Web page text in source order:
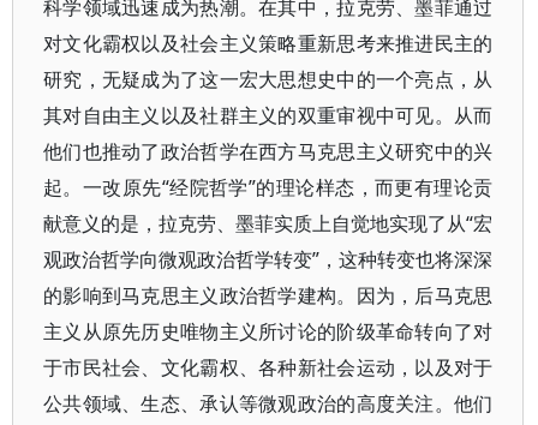
科学领域迅速成为热潮。在其中，拉克劳、墨菲通过
对文化霸权以及社会主义策略重新思考来推进民主的
研究，无疑成为了这一宏大思想史中的一个亮点，从
其对自由主义以及社群主义的双重审视中可见。从而
他们也推动了政治哲学在西方马克思主义研究中的兴
起。一改原先“经院哲学”的理论样态，而更有理论贡
献意义的是，拉克劳、墨菲实质上自觉地实现了从“宏
观政治哲学向微观政治哲学转变”，这种转变也将深深
的影响到马克思主义政治哲学建构。因为，后马克思
主义从原先历史唯物主义所讨论的阶级革命转向了对
于市民社会、文化霸权、各种新社会运动，以及对于
公共领域、生态、承认等微观政治的高度关注。他们